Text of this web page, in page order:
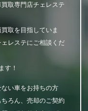
取専門店チェレステ
取を目指していま
レステにご相談くだ
す！
い車をお持ちの方
ろん、売却のご契約